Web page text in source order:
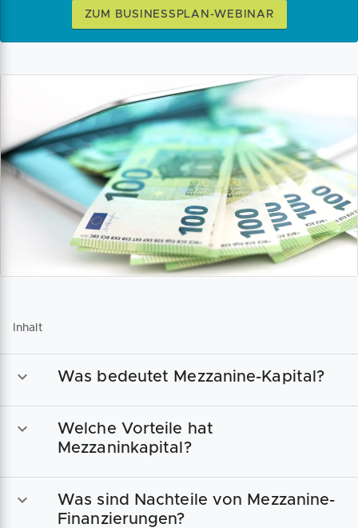
ZUM BUSINESSPLAN-WEBINAR
Inhalt
Was bedeutet Mezzanine-Kapital?
Welche Vorteile hat
Mezzaninkapital?
Was sind Nachteile von Mezzanine-
Finanzierungen?